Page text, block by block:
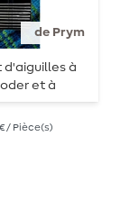
de Prym
d'aiguilles à
et à
avec
aiguilles
€ / Pièce(s)